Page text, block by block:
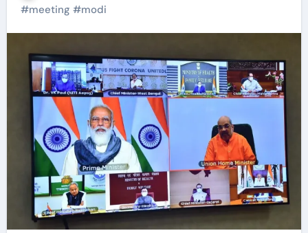
#meeting #modi